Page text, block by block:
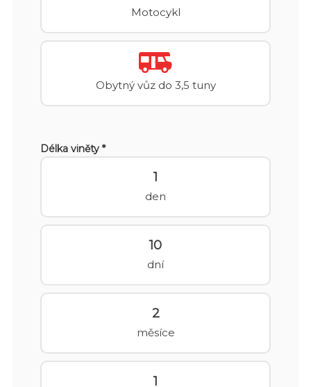
Motocykl
Obytný vůz do 3,5 tuny
Délka viněty *
1
den
10
dní
2
měsíce
1